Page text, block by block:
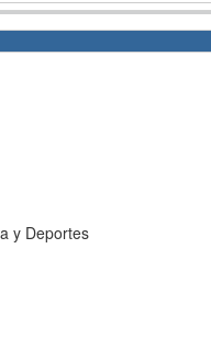
y Deportes